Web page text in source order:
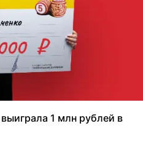
1 млн рублей в